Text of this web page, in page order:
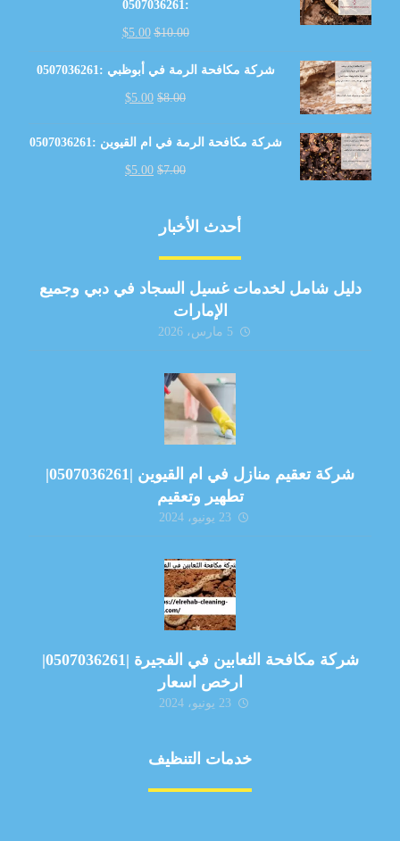
:0507036261
$10.00
$5.00
شركة مكافحة الرمة في أبوظبي :0507036261
$8.00
$5.00
شركة مكافحة الرمة في ام القيوين :0507036261
$7.00
$5.00
أحدث الأخبار
دليل شامل لخدمات غسيل السجاد في دبي وجميع
الإمارات
5 مارس، 2026
شركة تعقيم منازل في ام القيوين |0507036261|
تطهير وتعقيم
23 يونيو، 2024
شركة مكافحة الثعابين في الفجيرة |0507036261|
ارخص اسعار
23 يونيو، 2024
خدمات التنظيف